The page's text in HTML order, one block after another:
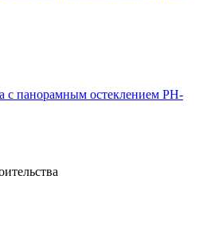
с панорамным остеклением PH-